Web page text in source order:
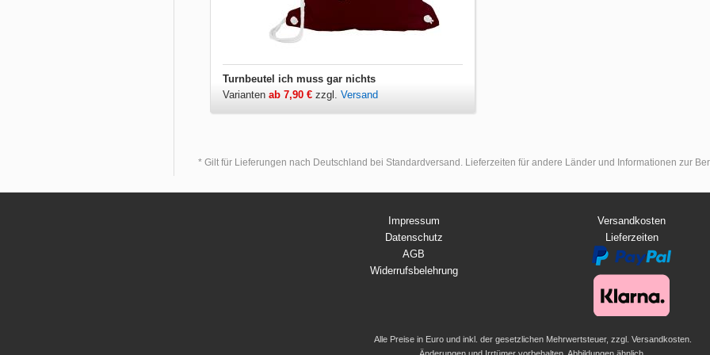
Turnbeutel ich muss gar nichts
Varianten ab 7,90 € zzgl. Versand
* Gilt für Lieferungen nach Deutschland bei Standardversand. Lieferzeiten für andere Länder und Informationen zur
Impressum
Datenschutz
AGB
Widerrufsbelehrung
Versandkosten
Lieferzeiten
Alle Preise in Euro und inkl. der gesetzlichen Mehrwertsteuer, zzgl. Versandkosten.